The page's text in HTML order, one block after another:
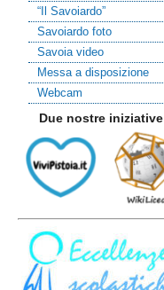
“Il Savoiardo”
Savoiardo foto
Savoia video
Messa a disposizione
Webcam
Due nostre iniziative